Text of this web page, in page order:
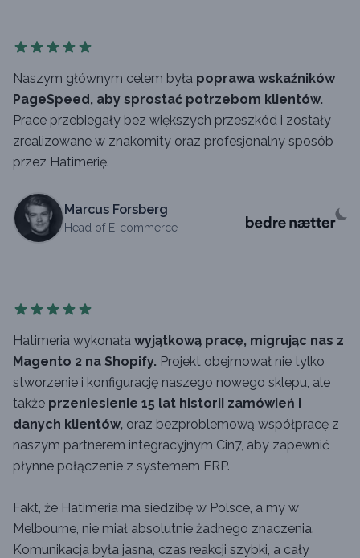
Naszym głównym celem była poprawa wskaźników
PageSpeed, aby sprostać potrzebom klientów.
Prace przebiegały bez większych przeszkód i zostały
zrealizowane w znakomity oraz profesjonalny sposób
przez Hatimerię.
Marcus Forsberg
Head of E-commerce
Hatimeria wykonała wyjątkową pracę, migrując nas z
Magento 2 na Shopify. Projekt obejmował nie tylko
stworzenie i konfigurację naszego nowego sklepu, ale
także przeniesienie 15 lat historii zamówień i
danych klientów, oraz bezproblemową współpracę z
naszym partnerem integracyjnym Cin7, aby zapewnić
płynne połączenie z systemem ERP.
Fakt, że Hatimeria ma siedzibę w Polsce, a my w
Melbourne, nie miał absolutnie żadnego znaczenia.
Komunikacja była jasna, czas reakcji szybki, a cały